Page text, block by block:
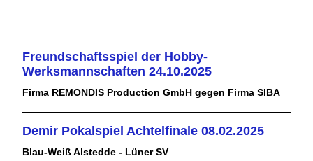
Freundschaftsspiel der Hobby-
Werksmannschaften 24.10.2025
Firma REMONDIS Production GmbH gegen Firma SIBA
Demir Pokalspiel Achtelfinale 08.02.2025
Blau-Weiß Alstedde - Lüner SV